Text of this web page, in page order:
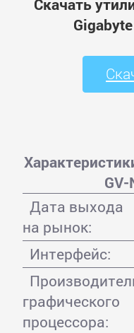
Дата выхода
на рынок:
Интерфейс:
графического
процессора: